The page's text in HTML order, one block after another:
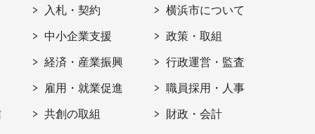
入札・契約
中小企業支援
経済・産業振興
雇用・就業促進
共創の取組
横浜市について
政策・取組
行政運営・監査
職員採用・人事
財政・会計